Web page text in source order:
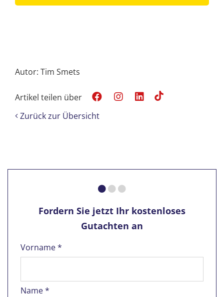
Autor: Tim Smets
Artikel teilen über
Zurück zur Übersicht
Fordern Sie jetzt Ihr kostenloses
Gutachten an
Vorname *
Name *